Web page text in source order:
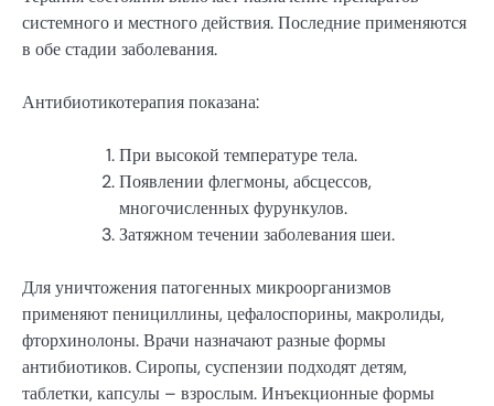
системного и местного действия. Последние применяются
в обе стадии заболевания.
Антибиотикотерапия показана:
При высокой температуре тела.
Появлении флегмоны, абсцессов,
многочисленных фурункулов.
Затяжном течении заболевания шеи.
Для уничтожения патогенных микроорганизмов
применяют пенициллины, цефалоспорины, макролиды,
фторхинолоны. Врачи назначают разные формы
антибиотиков. Сиропы, суспензии подходят детям,
таблетки, капсулы – взрослым. Инъекционные формы